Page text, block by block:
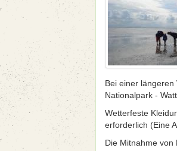
Bei einer
Nationalpark -
Wetterfeste
erforderlich (Eine
Die Mitnahme von